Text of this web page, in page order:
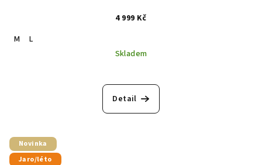
4 999 Kč
M
L
Skladem
Detail
Novinka
Jaro/léto